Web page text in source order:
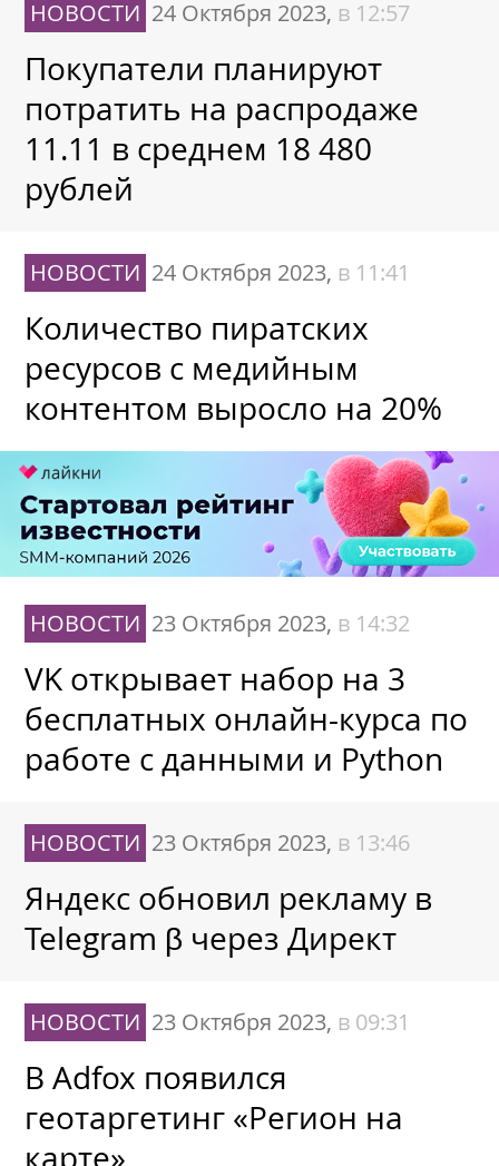
НОВОСТИ 24 Октября 2023, в 12:57
Покупатели планируют
потратить на распродаже
11.11 в среднем 18 480
рублей
НОВОСТИ 24 Октября 2023, в 11:41
Количество пиратских
ресурсов с медийным
контентом выросло на 20%
НОВОСТИ 23 Октября 2023, в 14:32
VK открывает набор на 3
бесплатных онлайн-курса по
работе с данными и Python
НОВОСТИ 23 Октября 2023, в 13:46
Яндекс обновил рекламу в
Telegram β через Директ
НОВОСТИ 23 Октября 2023, в 09:31
В Adfox появился
геотаргетинг «Регион на
карте»